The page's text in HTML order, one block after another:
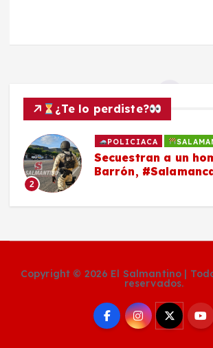
¿Te lo perdiste?
2
POLICIACA
Secuestran a un
Barrón,
Copyright © 2026 El Salmantino |
reservados.